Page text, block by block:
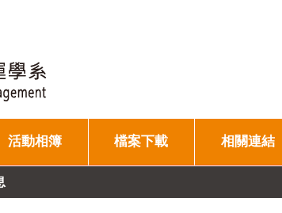
活動相簿 檔案下載 相關連結